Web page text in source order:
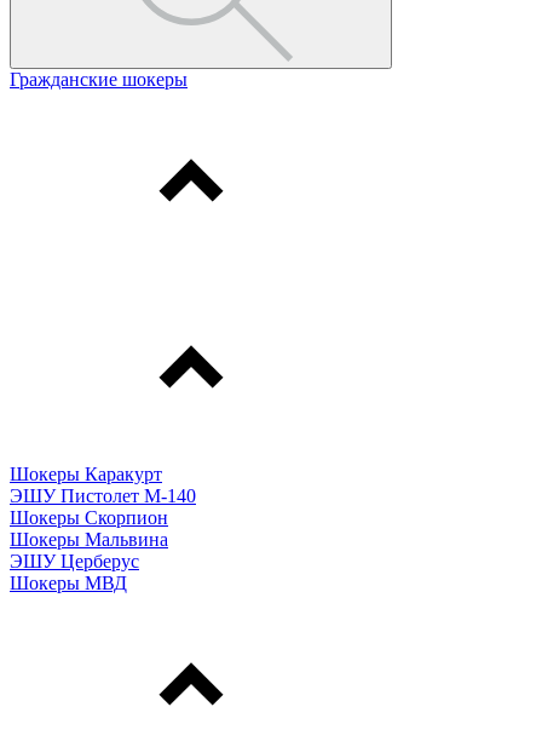
Гражданские шокеры
Шокеры Каракурт
ЭШУ Пистолет М-140
Шокеры Скорпион
Шокеры Мальвина
ЭШУ Церберус
Шокеры МВД